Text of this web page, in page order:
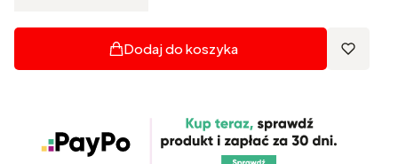
Dodaj do koszyka